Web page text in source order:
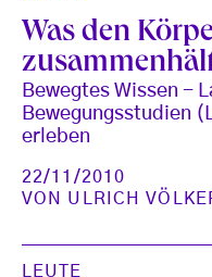
Was den
Bewegtes Wissen -
Bewegungsstudien
erleben
22/11/2010
VON ULRICH
LEUTE